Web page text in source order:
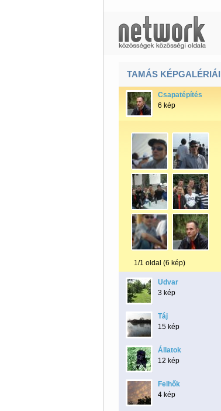
TAMÁS KÉPGALÉRIÁI
Csapatépítés
6 kép
1/1 oldal (6 kép)
Udvar
3 kép
Táj
15 kép
Állatok
12 kép
Felhők
4 kép